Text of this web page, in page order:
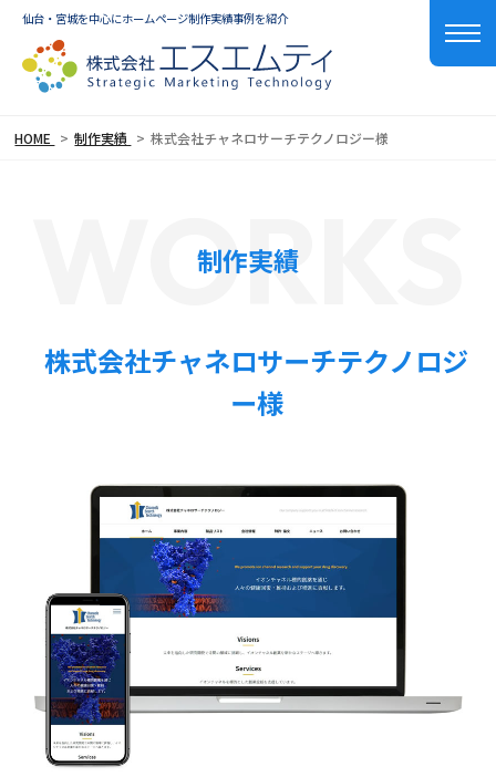
仙台・宮城を中心にホームページ制作実績事例を紹介
HOME 制作実績 株式会社チャネロサーチテクノロジー様
制作実績
WORKS
株式会社チャネロサーチテクノロジ
ー様